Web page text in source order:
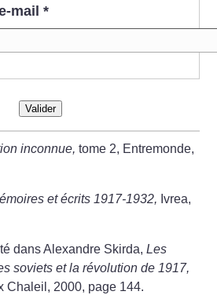
mail *
Valider
inconnue, tome 2, Entremonde,
et écrits 1917-1932, Ivrea,
dans Alexandre Skirda,Les
soviets et la révolution de 1917,
Chaleil, 2000, page 144.